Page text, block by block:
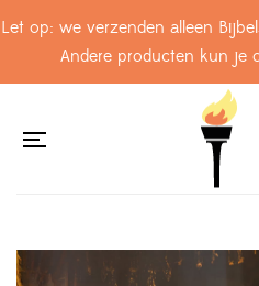
Let op: we verzenden alleen
Andere producten kun je